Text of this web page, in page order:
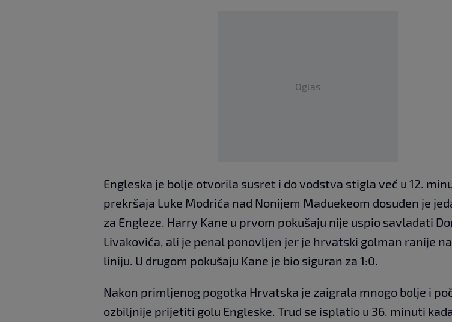
Oglas
Engleska je bolje otvorila susret i do vodstva stigla već u 12.
prekršaja Luke Modrića nad Nonijem Maduekeom dosuđen je
za Engleze. Harry Kane u prvom pokušaju nije uspio savladati
Livakovića, ali je penal ponovljen jer je hrvatski golman ranije
liniju. U drugom pokušaju Kane je bio siguran za 1:0.
Nakon primljenog pogotka Hrvatska je zaigrala mnogo bolje i
ozbiljnije prijetiti golu Engleske. Trud se isplatio u 36. minuti